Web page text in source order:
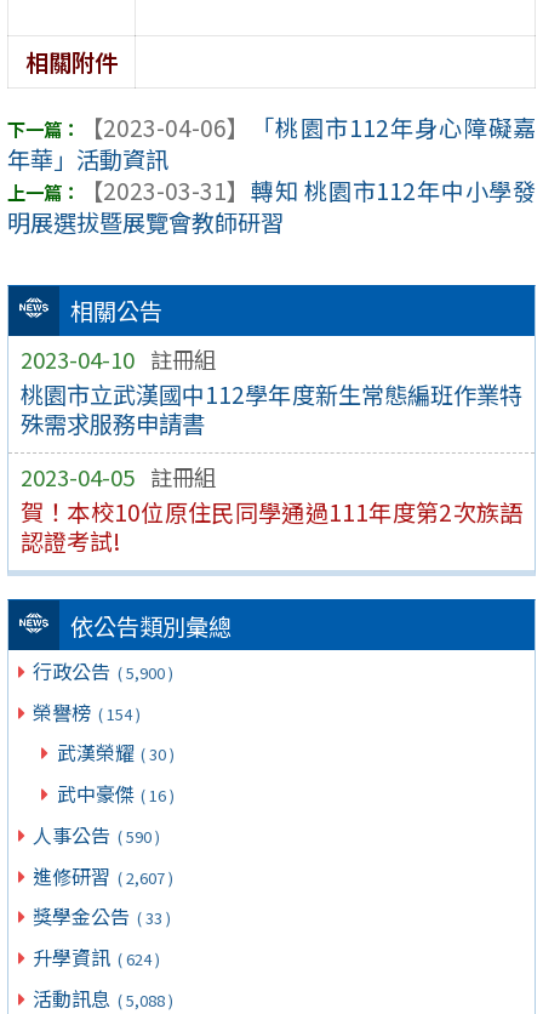
相關公告
2023-04-10 註冊組
桃園市立武漢國中112學年度新生常態編班作業特
殊需求服務申請書
2023-04-05 註冊組
賀！本校10位原住民同學通過111年度第2次族語
認證考試!
依公告類別彙總
行政公告 ( 5,900 )
榮譽榜 ( 154 )
武漢榮耀 ( 30 )
武中豪傑 ( 16 )
人事公告 ( 590 )
進修研習 ( 2,607 )
獎學金公告 ( 33 )
升學資訊 ( 624 )
活動訊息 ( 5,088 )
相關附件
【2023-04-06】
「桃園市112年身心障礙嘉
年華」活動資訊
【2023-03-31】 轉知 桃園市112年中小學發
明展選拔暨展覽會教師研習